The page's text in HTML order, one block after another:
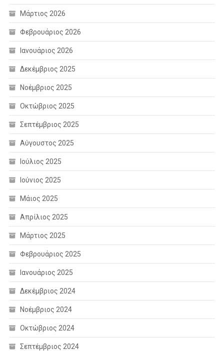
Μάρτιος 2026
Φεβρουάριος 2026
Ιανουάριος 2026
Δεκέμβριος 2025
Νοέμβριος 2025
Οκτώβριος 2025
Σεπτέμβριος 2025
Αύγουστος 2025
Ιούλιος 2025
Ιούνιος 2025
Μάιος 2025
Απρίλιος 2025
Μάρτιος 2025
Φεβρουάριος 2025
Ιανουάριος 2025
Δεκέμβριος 2024
Νοέμβριος 2024
Οκτώβριος 2024
Σεπτέμβριος 2024